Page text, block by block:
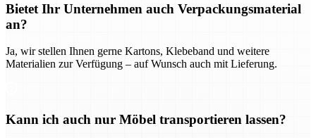
Bietet Ihr Unternehmen auch Verpackungsmaterial
an?
Ja, wir stellen Ihnen gerne Kartons, Klebeband und weitere
Materialien zur Verfügung – auf Wunsch auch mit Lieferung.
Kann ich auch nur Möbel transportieren lassen?